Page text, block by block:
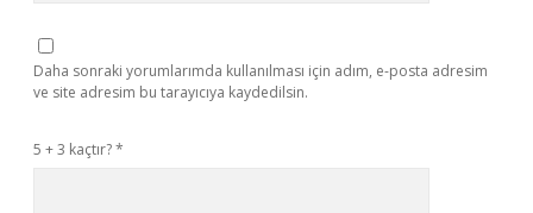
Daha sonraki yorumlarımda kullanılması için adım, e-posta adresim
ve site adresim bu tarayıcıya kaydedilsin.
5 + 3 kaçtır?*